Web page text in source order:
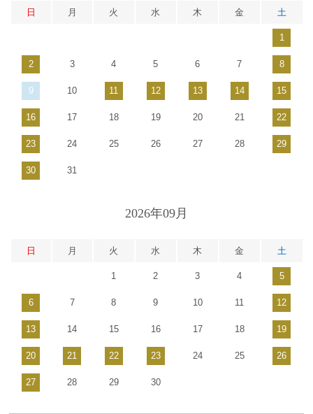
日 月 火 水 木 金 土
1
2 3 4 5 6 7 8
9 10 11 12 13 14 15
16 17 18 19 20 21 22
23 24 25 26 27 28 29
30 31
2026年09月
日 月 火 水 木 金 土
1 2 3 4 5
6 7 8 9 10 11 12
13 14 15 16 17 18 19
20 21 22 23 24 25 26
27 28 29 30